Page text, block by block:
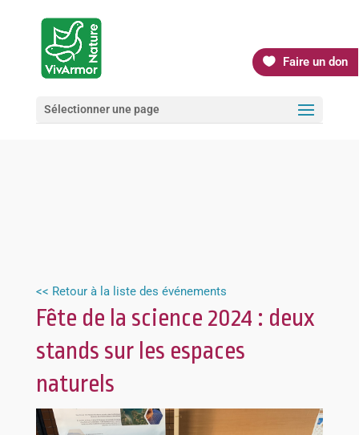
Faire un don
Sélectionner une page
<< Retour à la liste des événements
Fête de la science 2024 : deux
stands sur les espaces
naturels